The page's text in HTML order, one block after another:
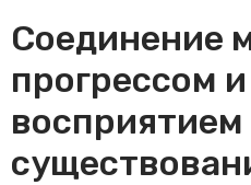
Соединение
прогрессом и